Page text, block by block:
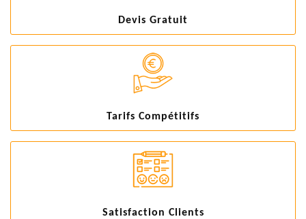
Devis Gratuit
Tarifs Compétitifs
Satisfaction Clients